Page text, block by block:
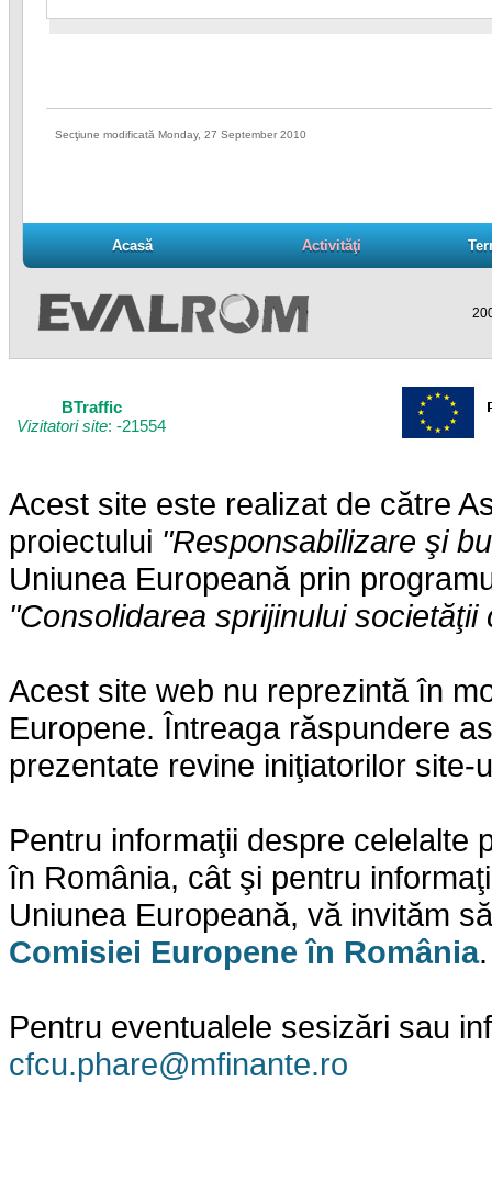
Secţiune modificată Monday, 27 September 2010
Acasă
Acasă Activităţi
Activităţi
BTraffic
Vizitatori site: -21554
Acest site este realizat de către
proiectului "Responsabilizare şi
Uniunea Europeană prin
"Consolidarea sprijinului
Acest site web nu reprezintă în
Europene. Întreaga răspundere
prezentate revine iniţiatorilor site-
Pentru informaţii despre celelalte
în România, cât şi pentru
Uniunea Europeană, vă invităm
Comisiei Europene în România.
Pentru eventualele sesizări sau
cfcu.phare@mfinante.ro